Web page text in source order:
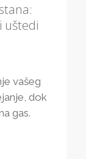
uštedi
vašeg
dok
gas.